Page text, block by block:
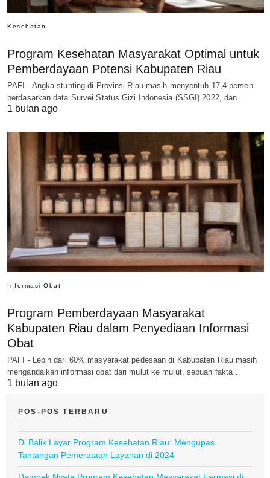
Kesehatan
Program Kesehatan Masyarakat Optimal untuk
Pemberdayaan Potensi Kabupaten Riau
PAFI - Angka stunting di Provinsi Riau masih menyentuh 17,4 persen
berdasarkan data Survei Status Gizi Indonesia (SSGI) 2022, dan…
1 bulan ago
Informasi Obat
Program Pemberdayaan Masyarakat
Kabupaten Riau dalam Penyediaan Informasi
Obat
PAFI - Lebih dari 60% masyarakat pedesaan di Kabupaten Riau masih
mengandalkan informasi obat dari mulut ke mulut, sebuah fakta…
1 bulan ago
POS-POS TERBARU
Di Balik Layar Program Kesehatan Riau: Mengupas
Tantangan Pemerataan Layanan di 2024